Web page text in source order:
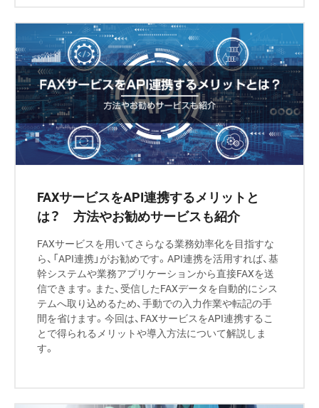
FAXサービスをAPI連携するメリットと
は？ 方法やお勧めサービスも紹介
FAXサービスを用いてさらなる業務効率化を目指すな
ら、「API連携」がお勧めです。API連携を活用すれば、基
幹システムや業務アプリケーションから直接FAXを送
信できます。また、受信したFAXデータを自動的にシス
テムへ取り込めるため、手動での入力作業や転記の手
間を省けます。今回は、FAXサービスをAPI連携するこ
とで得られるメリットや導入方法について解説しま
す。